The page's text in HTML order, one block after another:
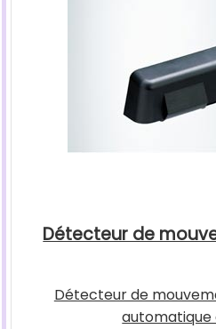
Détecteur de
Détecteur de
automatique